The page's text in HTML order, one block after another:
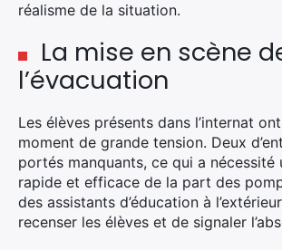
réalisme de la situation.
La mise en scène
l’évacuation
Les élèves présents dans l’internat
moment de grande tension. Deux
portés manquants, ce qui a nécessité
rapide et efficace de la part des
des assistants d’éducation à
recenser les élèves et de signaler